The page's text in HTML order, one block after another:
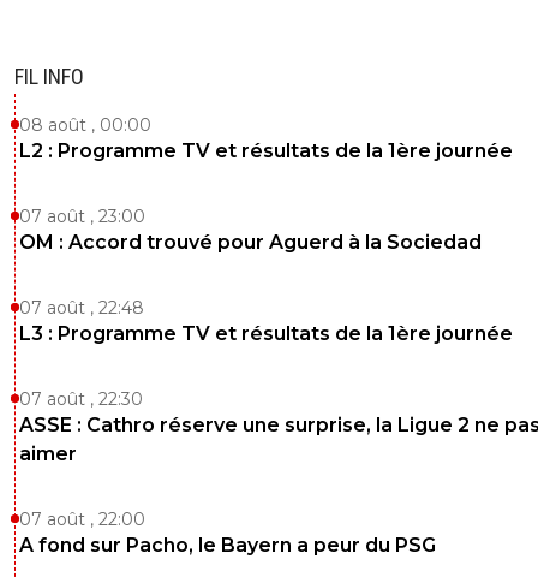
FIL INFO
08 août , 00:00
L2 : Programme TV et résultats de la 1ère journée
07 août , 23:00
OM : Accord trouvé pour Aguerd à la Sociedad
07 août , 22:48
L3 : Programme TV et résultats de la 1ère journée
07 août , 22:30
ASSE : Cathro réserve une surprise, la Ligue 2 ne
aimer
07 août , 22:00
A fond sur Pacho, le Bayern a peur du PSG